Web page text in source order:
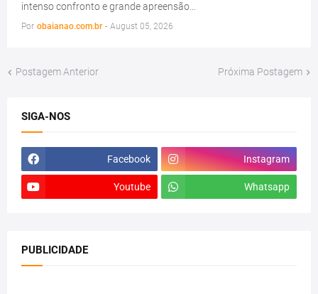
intenso confronto e grande apreensão…
Por obaianao.com.br - August 05, 2026
Postagem Anterior Próxima Postagem
SIGA-NOS
Facebook Instagram
Youtube Whatsapp
PUBLICIDADE